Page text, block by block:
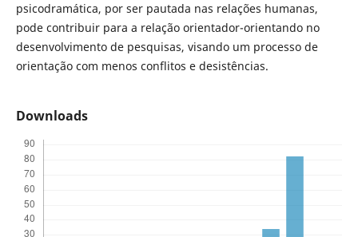
psicodramática, por ser pautada nas relações humanas,
pode contribuir para a relação orientador-orientando no
desenvolvimento de pesquisas, visando um processo de
orientação com menos conflitos e desistências.
Downloads